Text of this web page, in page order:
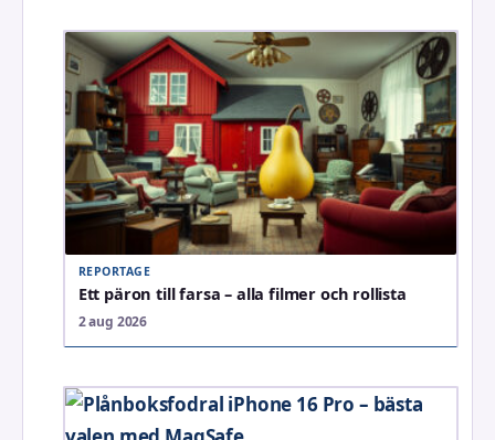
REPORTAGE
Ett päron till farsa – alla filmer och rollista
2 aug 2026